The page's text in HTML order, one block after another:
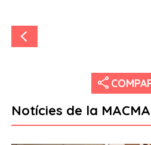
share
Notícies de la MACMA